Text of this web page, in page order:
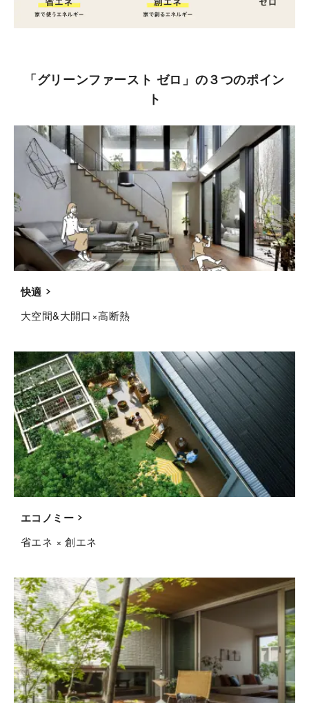
「グリーンファースト ゼロ」の３つのポイン
ト
快適
大空間&大開口×高断熱
エコノミー
省エネ × 創エネ